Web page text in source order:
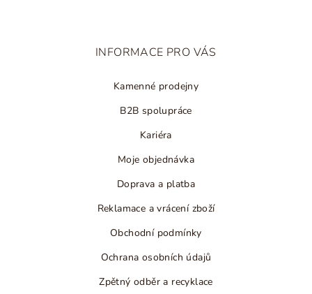
INFORMACE PRO VÁS
Kamenné prodejny
B2B spolupráce
Kariéra
Moje objednávka
Doprava a platba
Reklamace a vrácení zboží
Obchodní podmínky
Ochrana osobních údajů
Zpětný odběr a recyklace